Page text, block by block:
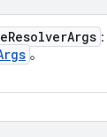
ResolverArgs
。